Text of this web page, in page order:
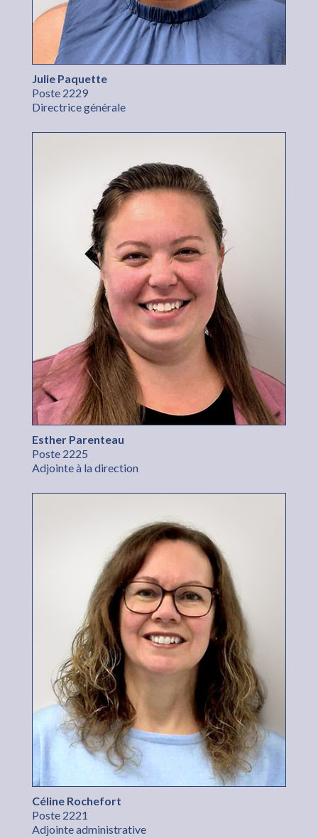
Julie Paquette
Poste 2229
Directrice générale
Esther Parenteau
Poste 2225
Adjointe à la direction
Céline Rochefort
Poste 2221
Adjointe administrative